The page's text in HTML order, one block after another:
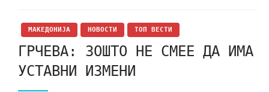
МАКЕДОНИЈА НОВОСТИ ТОП ВЕСТИ
ГРЧЕВА: ЗОШТО НЕ СМЕЕ ДА ИМА
УСТАВНИ ИЗМЕНИ